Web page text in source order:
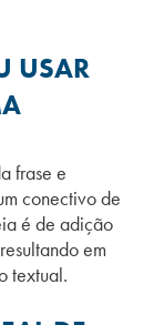
USAR
frase e
conectivo de
é de adição
em
textual.